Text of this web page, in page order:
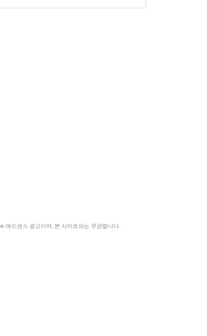
애드센스 광고이며, 본 사이트와는 무관합니다.